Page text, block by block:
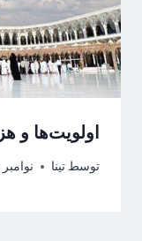
اولویت‌ها و هزینه
توسط تینا نوامبر 5,